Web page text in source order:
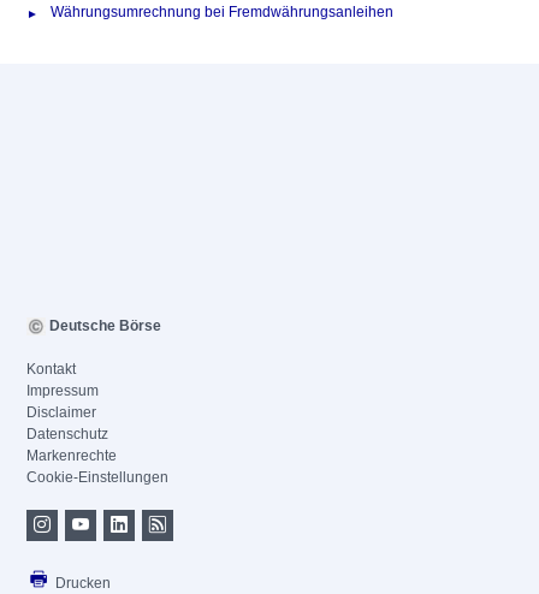
Währungsumrechnung bei Fremdwährungsanleihen
Deutsche Börse
Kontakt
Impressum
Disclaimer
Datenschutz
Markenrechte
Cookie-Einstellungen
Drucken